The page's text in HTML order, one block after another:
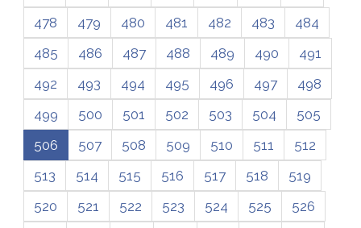
478
479 480 481 482 483
484
485
486 487 488 489 490
491
492
493 494 495 496 497
498
499
500 501 502 503 504
505
506
507 508 509 510 511
512
513
514 515 516 517 518
519
520
521 522 523 524 525
526